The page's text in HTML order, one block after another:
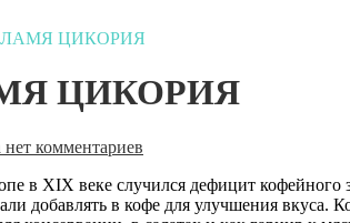
ЦИКОРИЯ
ЦИКОРИЯ
комментариев
в XIX веке случился дефицит кофейного
добавлять в кофе для улучшения вкуса.